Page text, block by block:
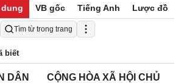
dung VB gốc Tiếng Anh Lược đồ
Tìm từ trong trang
biết
DÂN
CỘNG HÒA XÃ HỘI CHỦ